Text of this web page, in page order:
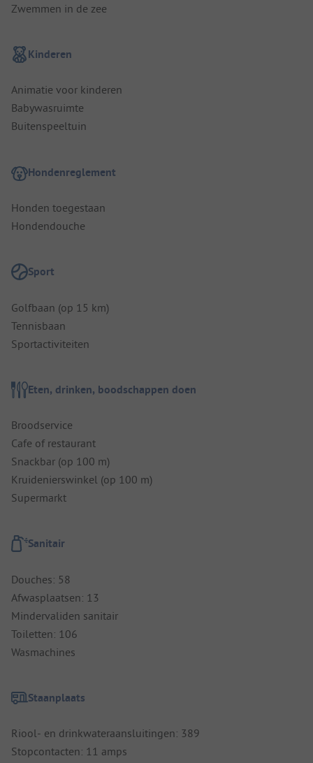
Zwemmen in de zee
Kinderen
Animatie voor kinderen
Babywasruimte
Buitenspeeltuin
Hondenreglement
Honden toegestaan
Hondendouche
Sport
Golfbaan (op 15 km)
Tennisbaan
Sportactiviteiten
Eten, drinken, boodschappen doen
Broodservice
Cafe of restaurant
Snackbar (op 100 m)
Kruidenierswinkel (op 100 m)
Supermarkt
Sanitair
Douches: 58
Afwasplaatsen: 13
Mindervaliden sanitair
Toiletten: 106
Wasmachines
Staanplaats
Riool- en drinkwateraansluitingen: 389
Stopcontacten: 11 amps